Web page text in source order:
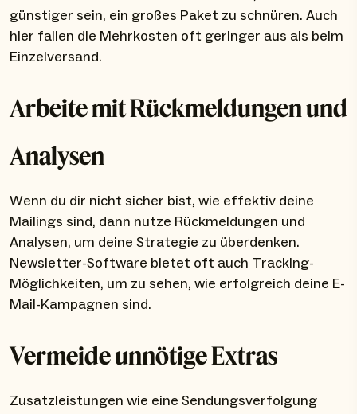
günstiger sein, ein großes Paket zu schnüren. Auch
hier fallen die Mehrkosten oft geringer aus als beim
Einzelversand.
Arbeite mit Rückmeldungen und
Analysen
Wenn du dir nicht sicher bist, wie effektiv deine
Mailings sind, dann nutze Rückmeldungen und
Analysen, um deine Strategie zu überdenken.
Newsletter-Software bietet oft auch Tracking-
Möglichkeiten, um zu sehen, wie erfolgreich deine E-
Mail-Kampagnen sind.
Vermeide unnötige Extras
Zusatzleistungen wie eine Sendungsverfolgung